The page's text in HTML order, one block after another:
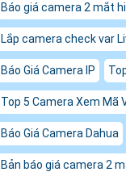
Báo giá camera 2 mắt
Lắp camera check var
Báo Giá Camera IP
Top 5 Camera Xem Mã
Báo Giá Camera Dahua
Bản báo giá camera 2